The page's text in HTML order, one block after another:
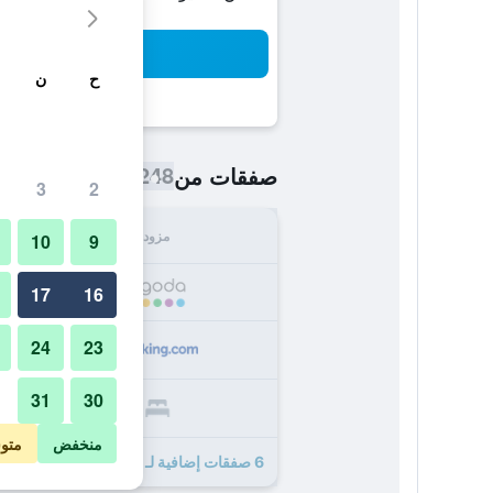
صفقات من248 ﷼
مزود
6 صفقات إضافية لـ كونوات رويال
ح ن
2
3
9
10
16
17
23
24
30
31
منخفض